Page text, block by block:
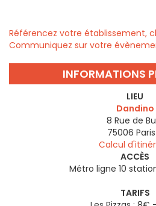
Référencez votre établissement,
Communiquez sur votre
INFORMATIONS
LIEU
Dandino
8 Rue de
75006
Calcul
ACCÈS
Métro ligne 10
TARIFS